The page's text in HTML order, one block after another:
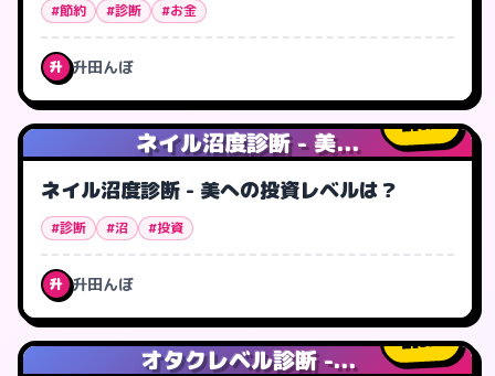
#節約 #診断 #お金
升 升田んぼ
ネイル沼度診断 - 美...
0人
ネイル沼度診断 - 美への投資レベルは？
#診断 #沼 #投資
升 升田んぼ
オタクレベル診断 -...
3人